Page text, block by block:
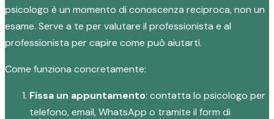
psicologo è un momento di conoscenza reciproca, non un
esame. Serve a te per valutare il professionista e al
professionista per capire come può aiutarti.
Come funziona concretamente:
Fissa un appuntamento: contatta lo psicologo per
telefono, email, WhatsApp o tramite il form di